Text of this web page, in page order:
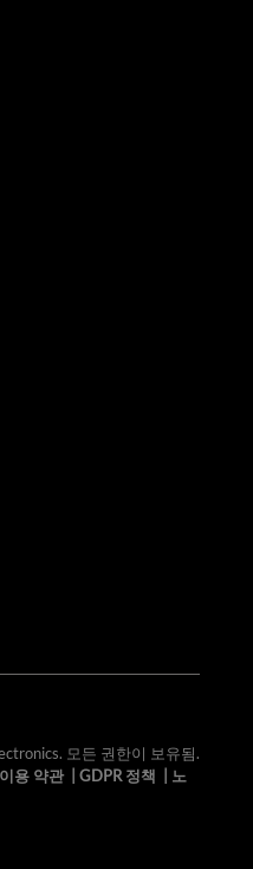
모든 권한이 보유됨.
이용 약관| GDPR 정책
노